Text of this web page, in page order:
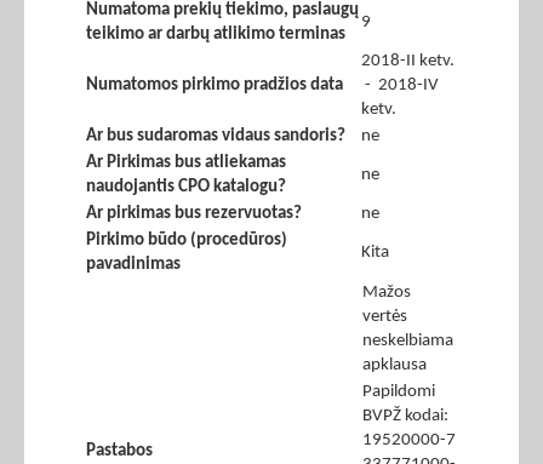
Numatoma prekių tiekimo, paslaugų
teikimo ar darbų atlikimo terminas
9
Numatomos pirkimo pradžios data
2018-II ketv.
- 2018-IV
ketv.
Ar bus sudaromas vidaus sandoris?
ne
Ar Pirkimas bus atliekamas
naudojantis CPO katalogu?
ne
Ar pirkimas bus rezervuotas?
ne
Pirkimo būdo (procedūros)
pavadinimas
Kita
Pastabos
Mažos
vertės
neskelbiama
apklausa
Papildomi
BVPŽ kodai:
19520000-7